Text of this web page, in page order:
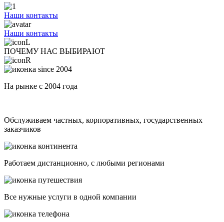
Наши контакты
Наши контакты
ПОЧЕМУ НАС ВЫБИРАЮТ
На рынке с 2004 года
Обслуживаем частных, корпоративных, государственных
заказчиков
Работаем дистанционно, с любыми регионами
Все нужные услуги в одной компании